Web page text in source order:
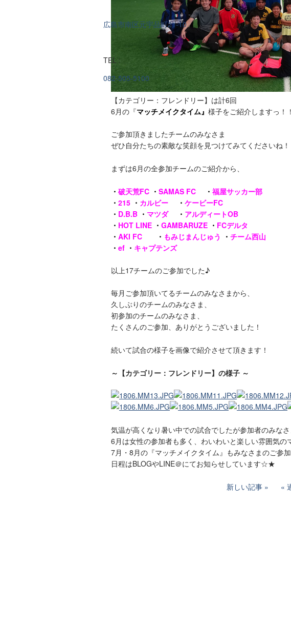
広島市南区元宇品町21-10
TEL :
082-505-5100
【カテゴリー：フレンドリー】は計6回
6月の『マッチメイクタイム』 様子をご紹介しますっ！！
ご参加頂きましたチームのみなさま
ぜひ自分たちの素敵な笑顔を見つけてみてくださいね！
まずは6月の全参加チームのご紹介から、
・ 破天荒FC ・ SAMAS FC ・ 福屋サッカー部
・ 215 ・ カルビー ・ ケービーFC
・ D.B.B ・ マツダ ・ アルディートOB
・ HOT LINE ・ GAMBARUZE ・ FCデルタ
・ AKI FC ・ もみじまんじゅう ・ チーム西山
・ ef ・ キャプテンズ
以上17チームのご参加でした♪
毎月ご参加頂いてるチームのみなさまから、
久しぶりのチームのみなさま、
初参加のチームのみなさま、
たくさんのご参加、ありがとうございました！
続いて試合の様子を画像で紹介させて頂きます！
～【カテゴリー：フレンドリー】の様子 ～
気温が高くなり暑い中での試合でしたが参加者のみな
6月は女性の参加者も多く、わいわいと楽しい雰囲気
7月・8月の『マッチメイクタイム』もみなさまのご参
日程はBLOGやLINE＠にてお知らせしています☆★
新しい記事